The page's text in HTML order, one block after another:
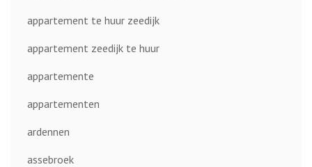
appartement te huur zeedijk
appartement zeedijk te huur
appartemente
appartementen
ardennen
assebroek